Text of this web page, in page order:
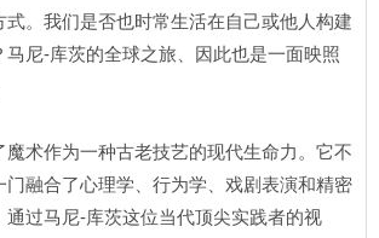
式。我们是否也时常生活在自己或他人构建
马尼-库茨的全球之旅、因此也是一面映照
魔术作为一种古老技艺的现代生命力。它不
门融合了心理学、行为学、戏剧表演和精密
通过马尼-库茨这位当代顶尖实践者的视